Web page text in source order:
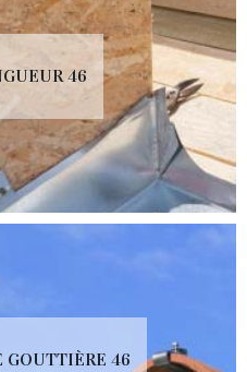
46
GOUTTIÈRE 46